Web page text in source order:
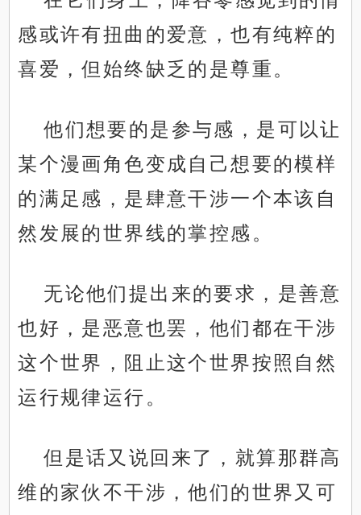
感或许有扭曲的爱意，也有纯粹的
喜爱，但始终缺乏的是尊重。
他们想要的是参与感，是可以让
某个漫画角色变成自己想要的模样
的满足感，是肆意干涉一个本该自
然发展的世界线的掌控感。
无论他们提出来的要求，是善意
也好，是恶意也罢，他们都在干涉
这个世界，阻止这个世界按照自然
运行规律运行。
但是话又说回来了，就算那群高
维的家伙不干涉，他们的世界又可